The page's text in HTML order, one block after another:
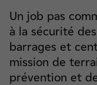
Un job pas
à la sécurité
barrages et
mission de
prévention et